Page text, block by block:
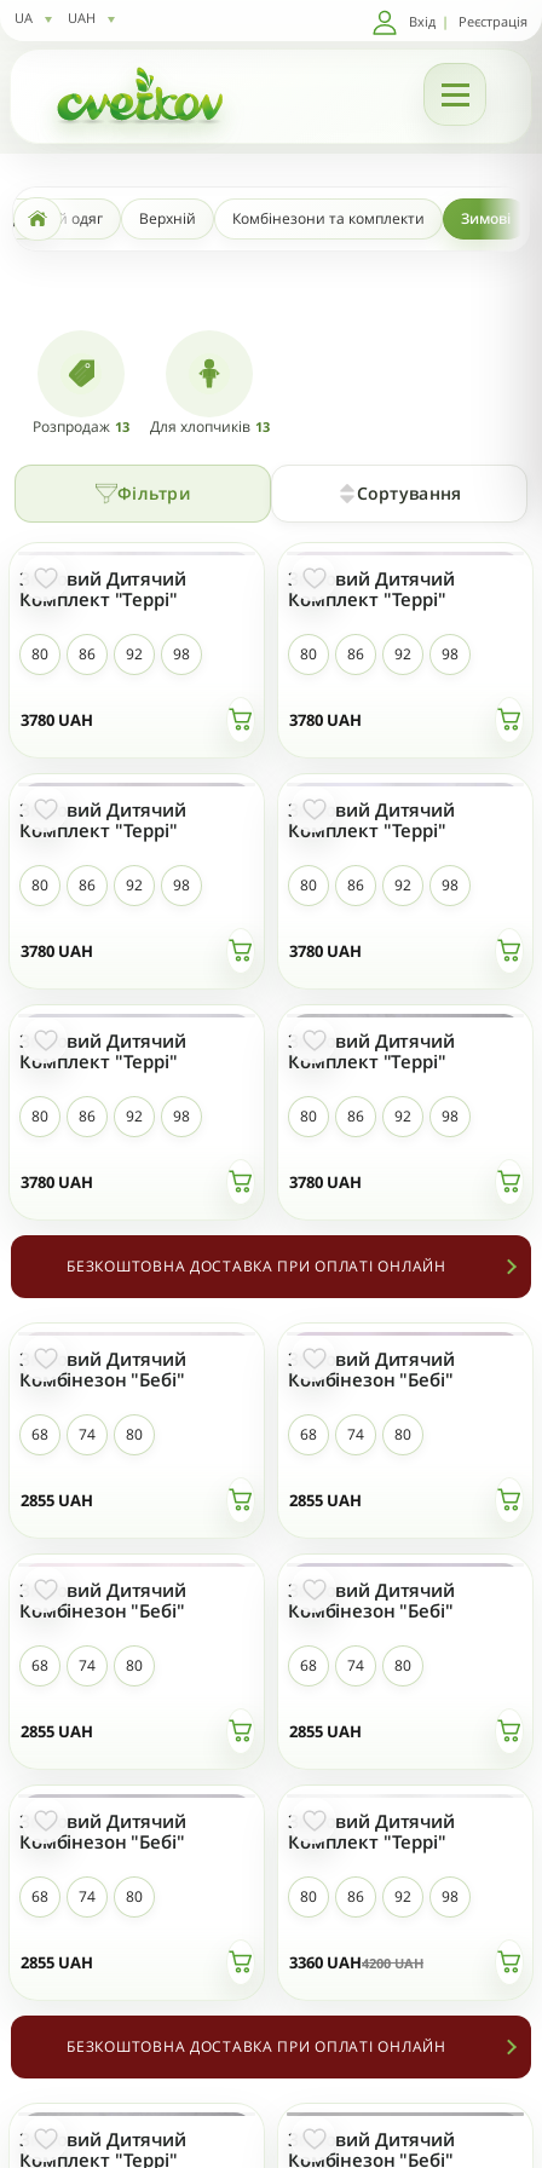
UA UAH Вхід | Реєстрація
Дитячий одяг Верхній Комбінезони та комплекти Зимові
Розпродаж 13 Для хлопчиків 13
Фільтри Сортування
НОВИЙ
3780 UAH
Зимовий Дитячий
Комплект "Террі"
80 86 92 98
НОВИЙ
3780 UAH
Зимовий Дитячий
Комплект "Террі"
80 86 92 98
НОВИЙ
3780 UAH
Зимовий Дитячий
Комплект "Террі"
80 86 92 98
НОВИЙ
3780 UAH
Зимовий Дитячий
Комплект "Террі"
80 86 92 98
НОВИЙ
3780 UAH
Зимовий Дитячий
Комплект "Террі"
80 86 92 98
НОВИЙ
3780 UAH
Зимовий Дитячий
Комплект "Террі"
80 86 92 98
БЕЗКОШТОВНА ДОСТАВКА ПРИ ОПЛАТІ ОНЛАЙН
НОВИЙ
2855 UAH
Зимовий Дитячий
Комбінезон "Бебі"
68 74 80
НОВИЙ
2855 UAH
Зимовий Дитячий
Комбінезон "Бебі"
68 74 80
НОВИЙ
2855 UAH
Зимовий Дитячий
Комбінезон "Бебі"
68 74 80
НОВИЙ
2855 UAH
Зимовий Дитячий
Комбінезон "Бебі"
68 74 80
НОВИЙ
2855 UAH
Зимовий Дитячий
Комбінезон "Бебі"
68 74 80
ТОП ПРОДАЖ
3360 UAH4200UAH
Зимовий Дитячий
Комплект "Террі"
80 86 92 98
БЕЗКОШТОВНА ДОСТАВКА ПРИ ОПЛАТІ ОНЛАЙН
Зимовий Дитячий
Комплект "Террі"
НЕМАЄ НА СКЛАДІ
Зимовий Дитячий
Комбінезон "Бебі"